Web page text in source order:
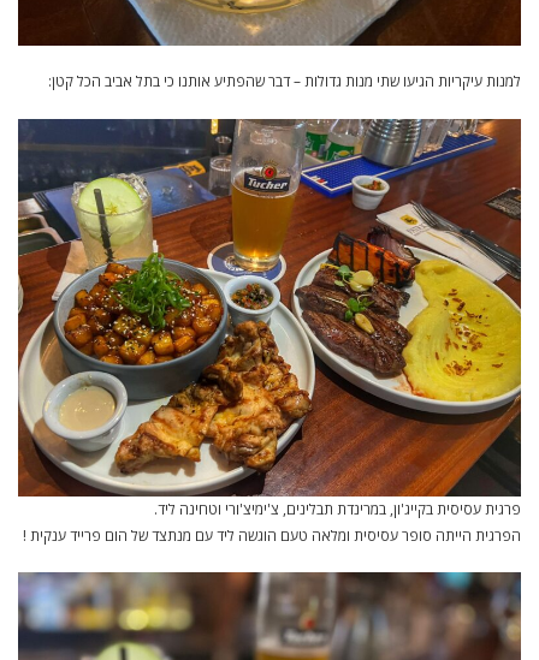
למנות עיקריות הגיעו שתי מנות גדולות – דבר שהפתיע אותנו כי בתל אביב הכל קטן:
פרגית עסיסית בקייג'ון, במרינדת תבלינים, צ'ימיצ'ורי וטחינה ליד.
הפרגית הייתה סופר עסיסית ומלאה טעם הוגשה ליד עם מנתצד של הום פרייד ענקית !